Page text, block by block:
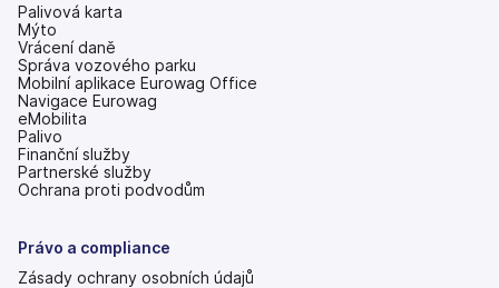
Palivová karta
Mýto
Vrácení daně
Správa vozového parku
Mobilní aplikace Eurowag Office
Navigace Eurowag
eMobilita
Palivo
Finanční služby
Partnerské služby
Ochrana proti podvodům
Právo a compliance
Zásady ochrany osobních údajů